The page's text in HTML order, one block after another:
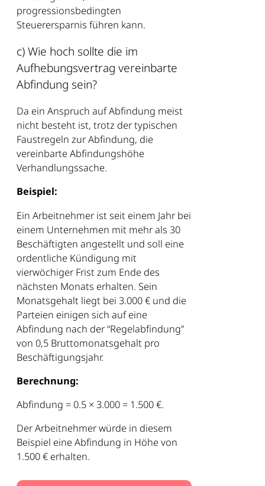
progressionsbedingten
Steuerersparnis führen kann.
c) Wie hoch sollte die im
Aufhebungsvertrag vereinbarte
Abfindung sein?
Da ein Anspruch auf Abfindung meist
nicht besteht ist, trotz der typischen
Faustregeln zur Abfindung, die
vereinbarte Abfindungshöhe
Verhandlungssache.
Beispiel:
Ein Arbeitnehmer ist seit einem Jahr bei
einem Unternehmen mit mehr als 30
Beschäftigten angestellt und soll eine
ordentliche Kündigung mit
vierwöchiger Frist zum Ende des
nächsten Monats erhalten. Sein
Monatsgehalt liegt bei 3.000 € und die
Parteien einigen sich auf eine
Abfindung nach der “Regelabfindung”
von 0,5 Bruttomonatsgehalt pro
Beschäftigungsjahr.
Berechnung:
Abfindung = 0.5 × 3.000 = 1.500 €.
Der Arbeitnehmer würde in diesem
Beispiel eine Abfindung in Höhe von
1.500 € erhalten.